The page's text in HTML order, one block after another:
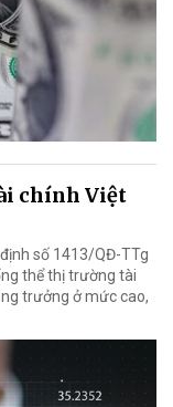
chính Việt
số 1413/QĐ-TTg
thể thị trường tài
trưởng ở mức cao,